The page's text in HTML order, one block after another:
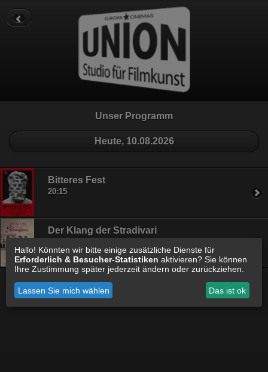
Unser Programm
Heute, 10.08.2026
Bitteres Fest
20:15
Der Klang der Stradivari
Datenschutz Impressum Cookie Einstellungen
Datenschutz Impressum Cookie Einstellungen
Hallo! Könnten wir bitte einige zusätzliche Dienste für
Erforderlich & Besucher-Statistiken aktivieren? Sie können
Ihre Zustimmung später jederzeit ändern oder zurückziehen.
Lassen Sie mich wählen Das ist ok